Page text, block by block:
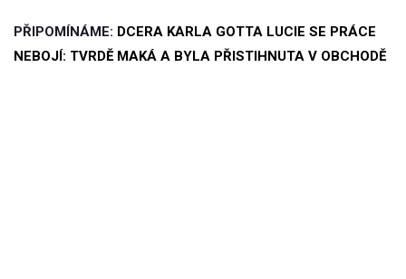
PŘIPOMÍNÁME: DCERA KARLA GOTTA LUCIE SE PRÁCE
NEBOJÍ: TVRDĚ MAKÁ A BYLA PŘISTIHNUTA V OBCHODĚ